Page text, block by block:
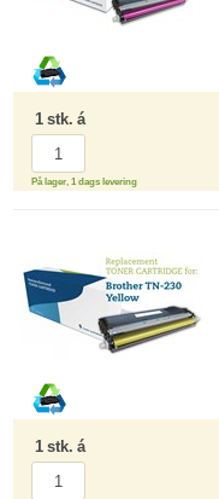
1 stk. á
På lager, 1 dags levering
1 stk. á